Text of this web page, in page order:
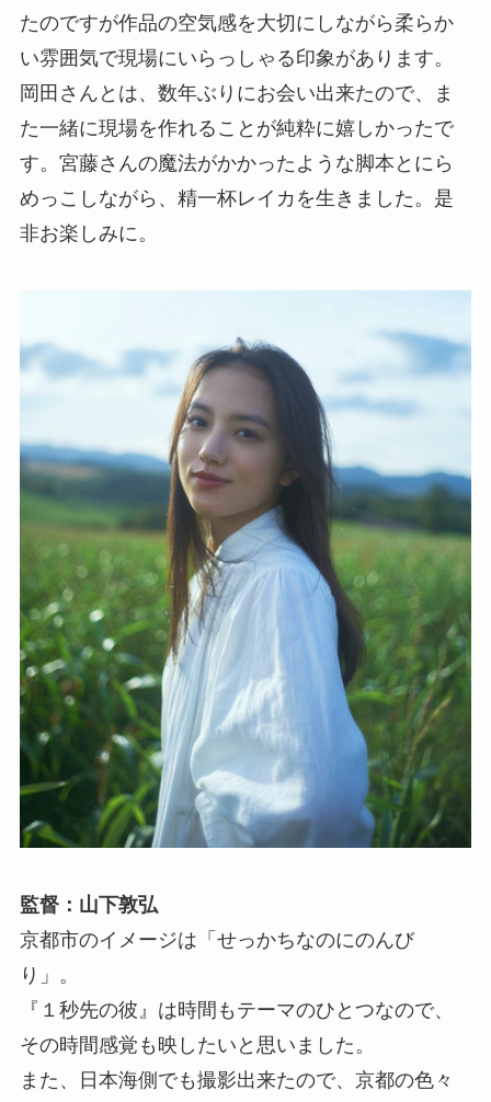
たのですが作品の空気感を大切にしながら柔らか
い雰囲気で現場にいらっしゃる印象があります。
岡田さんとは、数年ぶりにお会い出来たので、ま
た一緒に現場を作れることが純粋に嬉しかったで
す。宮藤さんの魔法がかかったような脚本とにら
めっこしながら、精一杯レイカを生きました。是
非お楽しみに。
監督：山下敦弘
京都市のイメージは「せっかちなのにのんび
り」。
『１秒先の彼』は時間もテーマのひとつなので、
その時間感覚も映したいと思いました。
また、日本海側でも撮影出来たので、京都の色々